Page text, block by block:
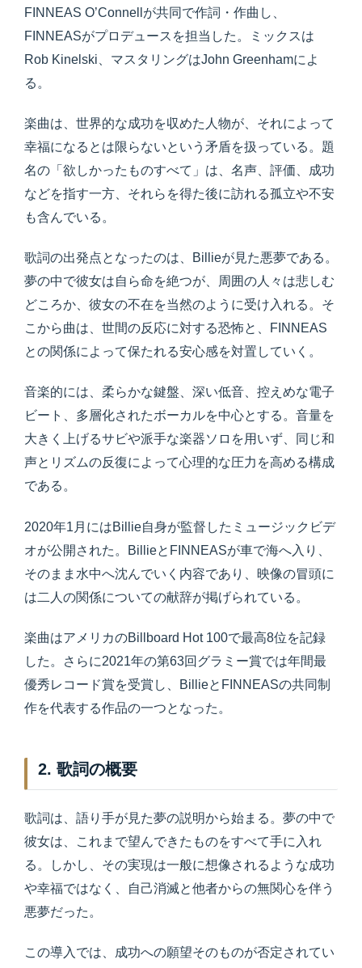
FINNEAS O’Connellが共同で作詞・作曲し、
FINNEASがプロデュースを担当した。ミックスは
Rob Kinelski、マスタリングはJohn Greenhamによ
る。
楽曲は、世界的な成功を収めた人物が、それによって
幸福になるとは限らないという矛盾を扱っている。題
名の「欲しかったものすべて」は、名声、評価、成功
などを指す一方、それらを得た後に訪れる孤立や不安
も含んでいる。
歌詞の出発点となったのは、Billieが見た悪夢である。
夢の中で彼女は自ら命を絶つが、周囲の人々は悲しむ
どころか、彼女の不在を当然のように受け入れる。そ
こから曲は、世間の反応に対する恐怖と、FINNEAS
との関係によって保たれる安心感を対置していく。
音楽的には、柔らかな鍵盤、深い低音、控えめな電子
ビート、多層化されたボーカルを中心とする。音量を
大きく上げるサビや派手な楽器ソロを用いず、同じ和
声とリズムの反復によって心理的な圧力を高める構成
である。
2020年1月にはBillie自身が監督したミュージックビデ
オが公開された。BillieとFINNEASが車で海へ入り、
そのまま水中へ沈んでいく内容であり、映像の冒頭に
は二人の関係についての献辞が掲げられている。
楽曲はアメリカのBillboard Hot 100で最高8位を記録
した。さらに2021年の第63回グラミー賞では年間最
優秀レコード賞を受賞し、BillieとFINNEASの共同制
作を代表する作品の一つとなった。
2. 歌詞の概要
歌詞は、語り手が見た夢の説明から始まる。夢の中で
彼女は、これまで望んできたものをすべて手に入れ
る。しかし、その実現は一般に想像されるような成功
や幸福ではなく、自己消滅と他者からの無関心を伴う
悪夢だった。
この導入では、成功への願望そのものが否定されてい